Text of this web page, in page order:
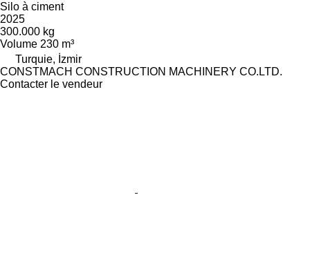
Silo à ciment
2025
300.000 kg
Volume 230 m³
Turquie, İzmir
CONSTMACH CONSTRUCTION MACHINERY CO.LTD.
Contacter le vendeur